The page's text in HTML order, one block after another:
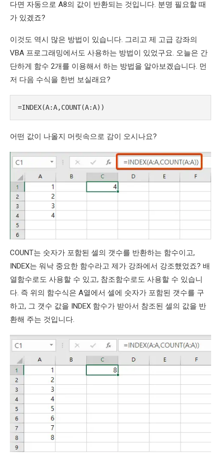
다면 자동으로 A8의 값이 반환되는 것입니다. 분명 필요할 때
가 있겠죠?
이것도 역시 많은 방법이 있습니다. 그리고 제 고급 강좌의
VBA 프로그래밍에서도 사용하는 방법이 있었구요. 오늘은 간
단하게 함수 2개를 이용해서 하는 방법을 알아보겠습니다. 먼
저 다음 수식을 한번 보실래요?
=INDEX(A:A,COUNT(A:A))
어떤 값이 나올지 머릿속으로 감이 오시나요?
COUNT는 숫자가 포함된 셀의 갯수를 반환하는 함수이고,
INDEX는 워낙 중요한 함수라고 제가 강좌에서 강조했었죠? 배
열함수로도 사용할 수 있고, 참조함수로도 사용할 수 있습니
다. 즉 위의 함수식은 A열에서 셀에 숫자가 포함된 갯수를 구
하고, 그 갯수 값을 INDEX 함수가 받아서 참조된 셀의 값을 반
환해 주는 것입니다.